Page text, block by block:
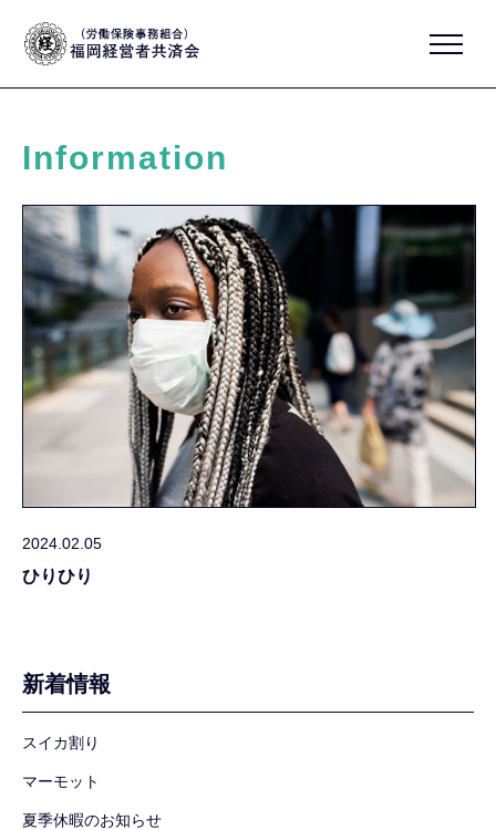
Information
2024.02.05
ひりひり
新着情報
スイカ割り
マーモット
夏季休暇のお知らせ